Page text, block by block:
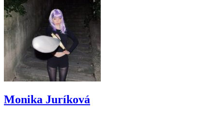
Monika Juríková